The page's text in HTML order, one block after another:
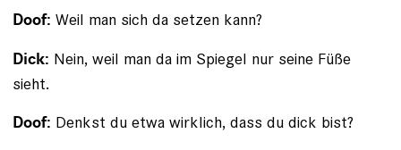
Doof: Weil man sich da setzen kann?
Dick: Nein, weil man da im Spiegel nur seine Füße
sieht.
Doof: Denkst du etwa wirklich, dass du dick bist?